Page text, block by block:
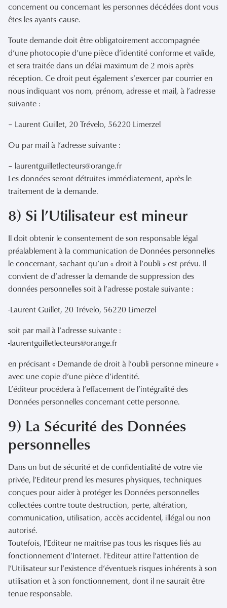
concernent ou concernant les personnes décédées dont vous
êtes les ayants-cause.
Toute demande doit être obligatoirement accompagnée
d’une photocopie d’une pièce d’identité conforme et valide,
et sera traitée dans un délai maximum de 2 mois après
réception. Ce droit peut également s’exercer par courrier en
nous indiquant vos nom, prénom, adresse et mail, à l’adresse
suivante :
– Laurent Guillet, 20 Trévelo, 56220 Limerzel
Ou par mail à l’adresse suivante :
– laurentguilletlecteurs@orange.fr
Les données seront détruites immédiatement, après le
traitement de la demande.
8) Si l’Utilisateur est mineur
Il doit obtenir le consentement de son responsable légal
préalablement à la communication de Données personnelles
le concernant, sachant qu’un « droit à l’oubli » est prévu. Il
convient de d’adresser la demande de suppression des
données personnelles soit à l’adresse postale suivante :
-Laurent Guillet, 20 Trévelo, 56220 Limerzel
soit par mail à l’adresse suivante :
-laurentguilletlecteurs@orange.fr
en précisant « Demande de droit à l’oubli personne mineure »
avec une copie d’une pièce d’identité.
L’éditeur procédera à l’effacement de l’intégralité des
Données personnelles concernant cette personne.
9) La Sécurité des Données
personnelles
Dans un but de sécurité et de confidentialité de votre vie
privée, l’Editeur prend les mesures physiques, techniques
conçues pour aider à protéger les Données personnelles
collectées contre toute destruction, perte, altération,
communication, utilisation, accès accidentel, illégal ou non
autorisé.
Toutefois, l’Editeur ne maitrise pas tous les risques liés au
fonctionnement d’Internet. l’Editeur attire l’attention de
l’Utilisateur sur l’existence d’éventuels risques inhérents à son
utilisation et à son fonctionnement, dont il ne saurait être
tenue responsable.